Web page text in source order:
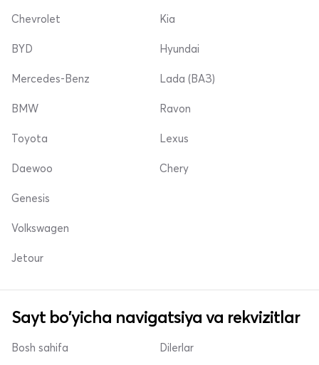
Chevrolet
BYD
Mercedes-Benz
Kia
Hyundai
Lada (ВАЗ)
BMW
Toyota
Daewoo
Ravon
Lexus
Chery
Genesis
Volkswagen
Jetour
Sayt bo'yicha navigatsiya va rekvizitlar
Bosh sahifa Dilerlar